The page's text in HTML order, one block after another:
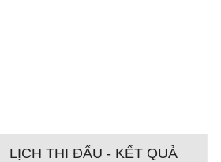
LỊCH THI ĐẤU - KẾT QUẢ